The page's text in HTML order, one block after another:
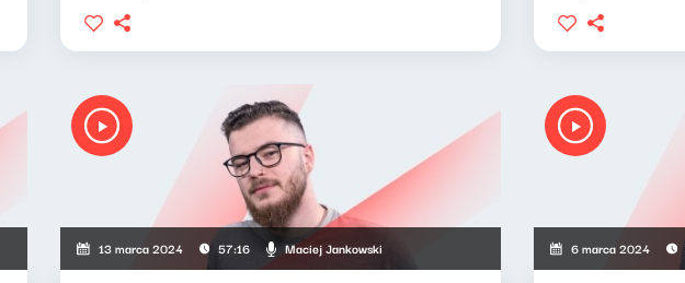
13 marca 2024 57:16 Maciej Jankowski 6 marca 2024